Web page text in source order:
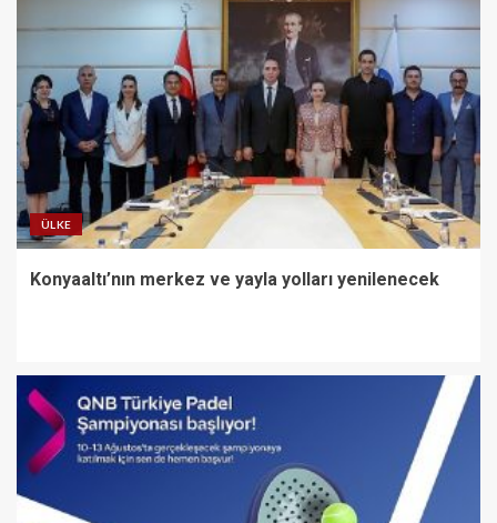
ÜLKE
Konyaaltı’nın merkez ve yayla yolları yenilenecek